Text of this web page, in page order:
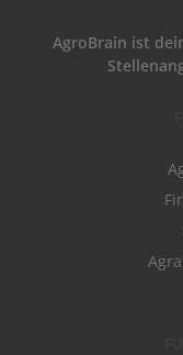
AgroBrain ist